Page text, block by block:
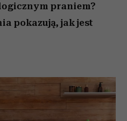
praniem?
pokazują, jak jest